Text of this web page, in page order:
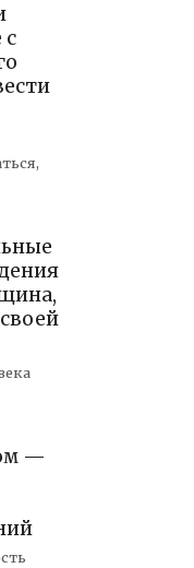
с
—